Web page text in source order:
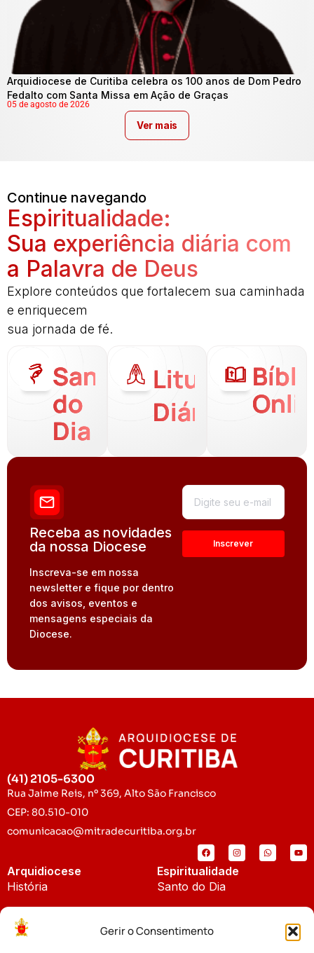
Gerir o Consentimento
Arquidiocese de Curitiba celebra os 100 anos de Dom Pedro
Fedalto com Santa Missa em Ação de Graças
05 de agosto de 2026
Ver mais
Continue navegando
Espiritualidade:
Sua experiência diária com
a Palavra de Deus
Explore conteúdos que fortalecem sua caminhada
e enriquecem
sua jornada de fé.
Santo
do
Dia
Liturgia
Diária
Receba as novidades
da nossa Diocese
Inscreva-se em nossa
newsletter e fique por dentro
dos avisos, eventos e
mensagens especiais da
Diocese.
(41) 2105-6300
Rua Jaime Reis, nº 369, Alto São Francisco
CEP: 80.510-010
comunicacao@mitradecuritiba.org.br
Arquidiocese
História
Padroeira
Espiritualidade
Santo do Dia